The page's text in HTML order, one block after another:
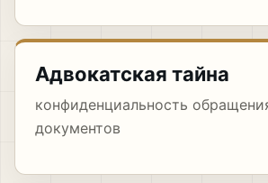
Адвокатская тайна
конфиденциальность
документов